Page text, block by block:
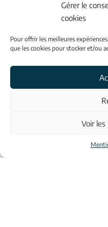
Gérer le
cookies
Pour offrir les meilleures
que les cookies pour stocker et/ou
Voir les
3 Av. Roland Garros -
02 97 50 88 66